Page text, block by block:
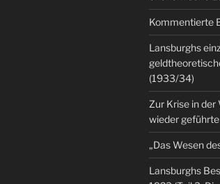
Kommentierte
Lansburghs
(1933/34)
Zur Krise in
wieder
„Das Wesen
Lansburghs